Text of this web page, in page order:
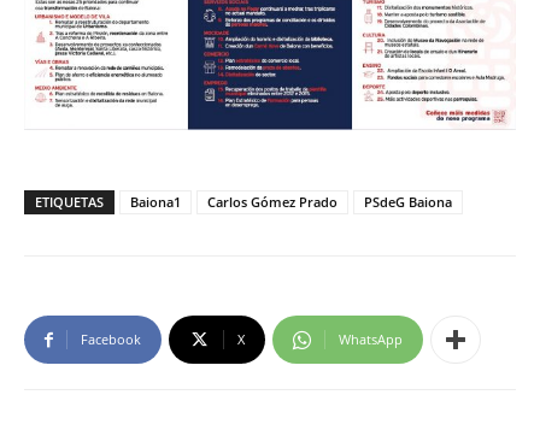
ETIQUETAS Baiona1 Carlos Gómez Prado PSdeG Baiona
Facebook X WhatsApp